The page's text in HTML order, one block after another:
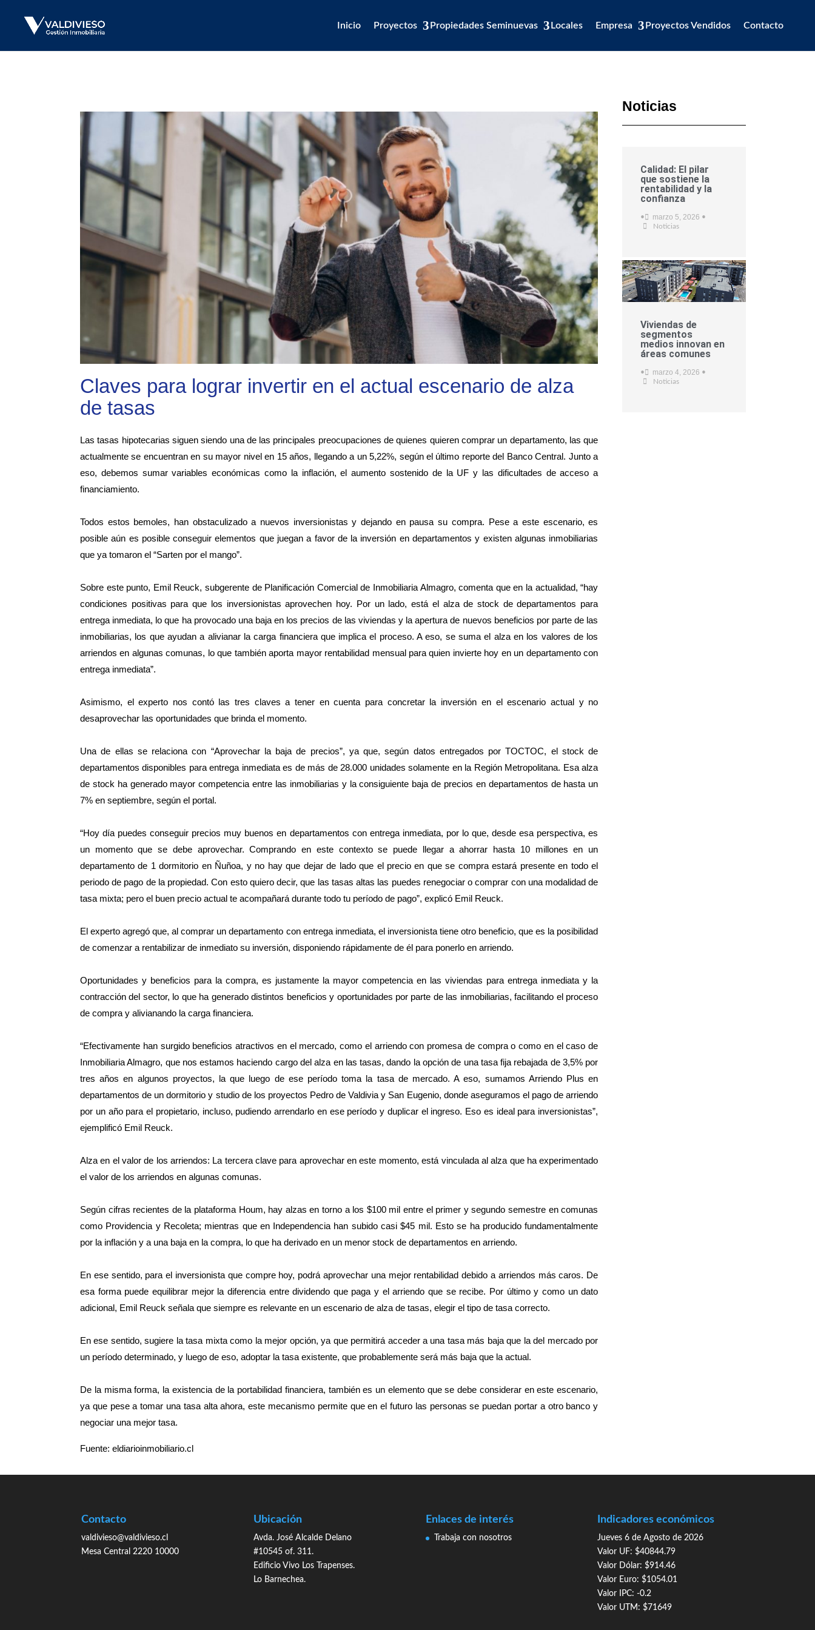
Inicio Proyectos Propiedades Seminuevas Locales Empresa Proyectos Vendidos Contacto
Claves para lograr invertir en el actual escenario de alza
de tasas
Las tasas hipotecarias siguen siendo una de las principales preocupaciones de quienes quieren comprar un departamento, las que
actualmente se encuentran en su mayor nivel en 15 años, llegando a un 5,22%, según el último reporte del Banco Central. Junto a
eso, debemos sumar variables económicas como la inflación, el aumento sostenido de la UF y las dificultades de acceso a
financiamiento.
Todos estos bemoles, han obstaculizado a nuevos inversionistas y dejando en pausa su compra. Pese a este escenario, es
posible aún es posible conseguir elementos que juegan a favor de la inversión en departamentos y existen algunas inmobiliarias
que ya tomaron el “Sarten por el mango”.
Sobre este punto, Emil Reuck, subgerente de Planificación Comercial de Inmobiliaria Almagro, comenta que en la actualidad, “hay
condiciones positivas para que los inversionistas aprovechen hoy. Por un lado, está el alza de stock de departamentos para
entrega inmediata, lo que ha provocado una baja en los precios de las viviendas y la apertura de nuevos beneficios por parte de las
inmobiliarias, los que ayudan a alivianar la carga financiera que implica el proceso. A eso, se suma el alza en los valores de los
arriendos en algunas comunas, lo que también aporta mayor rentabilidad mensual para quien invierte hoy en un departamento con
entrega inmediata”.
Asimismo, el experto nos contó las tres claves a tener en cuenta para concretar la inversión en el escenario actual y no
desaprovechar las oportunidades que brinda el momento.
Una de ellas se relaciona con “Aprovechar la baja de precios”, ya que, según datos entregados por TOCTOC, el stock de
departamentos disponibles para entrega inmediata es de más de 28.000 unidades solamente en la Región Metropolitana. Esa alza
de stock ha generado mayor competencia entre las inmobiliarias y la consiguiente baja de precios en departamentos de hasta un
7% en septiembre, según el portal.
“Hoy día puedes conseguir precios muy buenos en departamentos con entrega inmediata, por lo que, desde esa perspectiva, es
un momento que se debe aprovechar. Comprando en este contexto se puede llegar a ahorrar hasta 10 millones en un
departamento de 1 dormitorio en Ñuñoa, y no hay que dejar de lado que el precio en que se compra estará presente en todo el
periodo de pago de la propiedad. Con esto quiero decir, que las tasas altas las puedes renegociar o comprar con una modalidad de
tasa mixta; pero el buen precio actual te acompañará durante todo tu período de pago”, explicó Emil Reuck.
El experto agregó que, al comprar un departamento con entrega inmediata, el inversionista tiene otro beneficio, que es la posibilidad
de comenzar a rentabilizar de inmediato su inversión, disponiendo rápidamente de él para ponerlo en arriendo.
Oportunidades y beneficios para la compra, es justamente la mayor competencia en las viviendas para entrega inmediata y la
contracción del sector, lo que ha generado distintos beneficios y oportunidades por parte de las inmobiliarias, facilitando el proceso
de compra y alivianando la carga financiera.
“Efectivamente han surgido beneficios atractivos en el mercado, como el arriendo con promesa de compra o como en el caso de
Inmobiliaria Almagro, que nos estamos haciendo cargo del alza en las tasas, dando la opción de una tasa fija rebajada de 3,5% por
tres años en algunos proyectos, la que luego de ese período toma la tasa de mercado. A eso, sumamos Arriendo Plus en
departamentos de un dormitorio y studio de los proyectos Pedro de Valdivia y San Eugenio, donde aseguramos el pago de arriendo
por un año para el propietario, incluso, pudiendo arrendarlo en ese período y duplicar el ingreso. Eso es ideal para inversionistas”,
ejemplificó Emil Reuck.
Alza en el valor de los arriendos: La tercera clave para aprovechar en este momento, está vinculada al alza que ha experimentado
el valor de los arriendos en algunas comunas.
Según cifras recientes de la plataforma Houm, hay alzas en torno a los $100 mil entre el primer y segundo semestre en comunas
como Providencia y Recoleta; mientras que en Independencia han subido casi $45 mil. Esto se ha producido fundamentalmente
por la inflación y a una baja en la compra, lo que ha derivado en un menor stock de departamentos en arriendo.
En ese sentido, para el inversionista que compre hoy, podrá aprovechar una mejor rentabilidad debido a arriendos más caros. De
esa forma puede equilibrar mejor la diferencia entre dividendo que paga y el arriendo que se recibe. Por último y como un dato
adicional, Emil Reuck señala que siempre es relevante en un escenario de alza de tasas, elegir el tipo de tasa correcto.
En ese sentido, sugiere la tasa mixta como la mejor opción, ya que permitirá acceder a una tasa más baja que la del mercado por
un período determinado, y luego de eso, adoptar la tasa existente, que probablemente será más baja que la actual.
De la misma forma, la existencia de la portabilidad financiera, también es un elemento que se debe considerar en este escenario,
ya que pese a tomar una tasa alta ahora, este mecanismo permite que en el futuro las personas se puedan portar a otro banco y
negociar una mejor tasa.
Fuente: eldiarioinmobiliario.cl
Noticias
Calidad: El pilar
que sostiene la
rentabilidad y la
confianza
• marzo 5, 2026 •
Noticias
Viviendas de
segmentos
medios innovan en
áreas comunes
• marzo 4, 2026 •
Noticias
Contacto
valdivieso@valdivieso.cl
Mesa Central 2220 10000
Ubicación
Avda. José Alcalde Delano
#10545 of. 311.
Edificio Vivo Los Trapenses.
Lo Barnechea.
Enlaces de interés
Trabaja con nosotros
Indicadores económicos
Jueves 6 de Agosto de 2026
Valor UF: $40844.79
Valor Dólar: $914.46
Valor Euro: $1054.01
Valor IPC: -0.2
Valor UTM: $71649